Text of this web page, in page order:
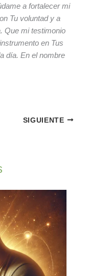
a fortalecer mi
Tu voluntad y a
Que mi testimonio
en Tus
día. En el nombre
SIGUIENTE